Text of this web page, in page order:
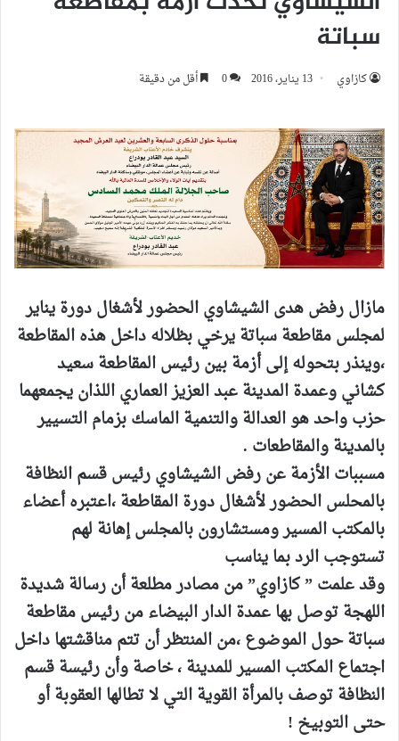
سباتة
كازاوي 13 يناير، 2016 0 أقل من دقيقة
مازال رفض هدى الشيشاوي الحضور لأشغال دورة يناير
لمجلس مقاطعة سباتة يرخي بظلاله داخل هذه المقاطعة
،وينذر بتحوله إلى أزمة بين رئيس المقاطعة سعيد
كشاني وعمدة المدينة عبد العزيز العماري اللذان يجمعهما
حزب واحد هو العدالة والتنمية الماسك بزمام التسيير
بالمدينة والمقاطعات .
مسببات الأزمة عن رفض الشيشاوي رئيس قسم النظافة
بالمحلس الحضور لأشغال دورة المقاطعة ،اعتبره أعضاء
بالمكتب المسير ومستشارون بالمجلس إهانة لهم
تستوجب الرد بما يناسب
وقد علمت ” كازاوي” من مصادر مطلعة أن رسالة شديدة
اللهجة توصل بها عمدة الدار البيضاء من رئيس مقاطعة
سباتة حول الموضوع ،من المنتظر أن تتم مناقشتها داخل
اجتماع المكتب المسير للمدينة ، خاصة وأن رئيسة قسم
النظافة توصف بالمرأة القوية التي لا تطالها العقوبة أو
حتى التوبيخ !